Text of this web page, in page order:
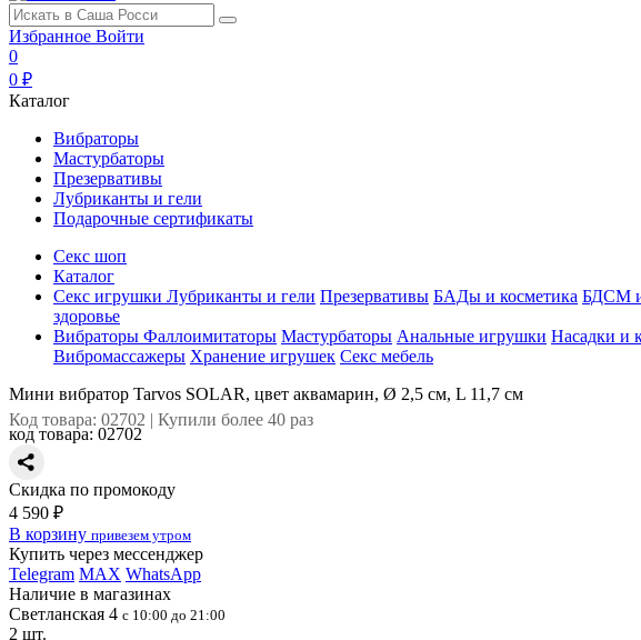
Избранное Войти
0
0 ₽
Каталог
Вибраторы
Мастурбаторы
Презервативы
Лубриканты и гели
Подарочные сертификаты
Секс шоп
Каталог
Секс игрушки Лубриканты и гели Презервативы БАДы и косметика БДСМ
здоровье
Вибраторы Фаллоимитаторы Мастурбаторы Анальные игрушки Насадки и
Вибромассажеры Хранение игрушек Секс мебель
Мини вибратор Tarvos SOLAR, цвет аквамарин, Ø 2,5 см, L 11,7 см
Код товара: 02702 | Купили более 40 раз
код товара: 02702
Скидка по промокоду
4 590 ₽
В корзину привезем утром
Купить через мессенджер
Telegram MAX WhatsApp
Наличие в магазинах
Светланская 4 с 10:00 до 21:00
2 шт.